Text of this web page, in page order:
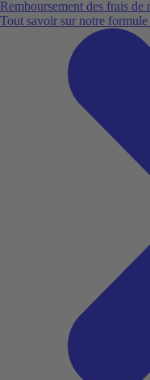
Remboursement des frais de
Tout savoir sur notre